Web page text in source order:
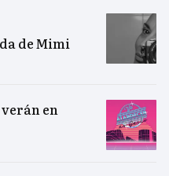
de Mimi
verán en